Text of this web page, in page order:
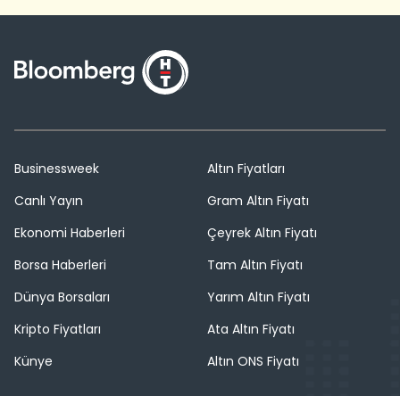
Businessweek
Canlı Yayın
Ekonomi Haberleri
Borsa Haberleri
Dünya Borsaları
Kripto Fiyatları
Künye
Altın Fiyatları
Gram Altın Fiyatı
Çeyrek Altın Fiyatı
Tam Altın Fiyatı
Yarım Altın Fiyatı
Ata Altın Fiyatı
Altın ONS Fiyatı